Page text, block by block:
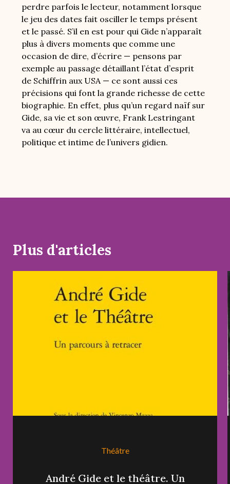
perdre parfois le lecteur, notamment lorsque
le jeu des dates fait osciller le temps présent
et le passé. S’il en est pour qui Gide n’apparaît
plus à divers moments que comme une
occasion de dire, d’écrire — pensons par
exemple au passage détaillant l’état d’esprit
de Schiffrin aux USA — ce sont aussi ces
précisions qui font la grande richesse de cette
biographie. En effet, plus qu’un regard naïf sur
Gide, sa vie et son œuvre, Frank Lestringant
va au cœur du cercle littéraire, intellectuel,
politique et intime de l’univers gidien.
Plus d'articles
Théâtre
André Gide et le théâtre. Un